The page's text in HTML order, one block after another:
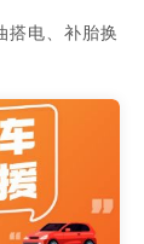
搭电、补胎换